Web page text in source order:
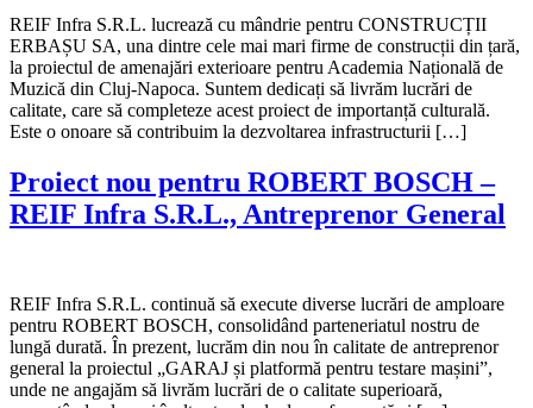
REIF Infra S.R.L. lucrează cu mândrie pentru CONSTRUCȚII
ERBAȘU SA, una dintre cele mai mari firme de construcții din țară,
la proiectul de amenajări exterioare pentru Academia Națională de
Muzică din Cluj-Napoca. Suntem dedicați să livrăm lucrări de
calitate, care să completeze acest proiect de importanță culturală.
Este o onoare să contribuim la dezvoltarea infrastructurii […]
Proiect nou pentru ROBERT BOSCH –
REIF Infra S.R.L., Antreprenor General
REIF Infra S.R.L. continuă să execute diverse lucrări de amploare
pentru ROBERT BOSCH, consolidând parteneriatul nostru de
lungă durată. În prezent, lucrăm din nou în calitate de antreprenor
general la proiectul „GARAJ și platformă pentru testare mașini”,
unde ne angajăm să livrăm lucrări de o calitate superioară,